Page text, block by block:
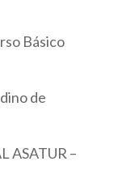
Básico
de
ASATUR –